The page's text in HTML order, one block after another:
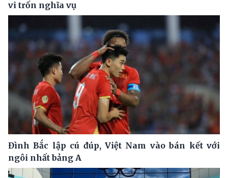
vi trốn nghĩa vụ
Đình Bắc lập cú đúp, Việt Nam vào bán kết với
ngôi nhất bảng A